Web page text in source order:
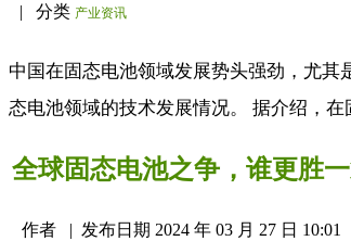
| 分类 产业资讯
中国在固态电池领域发展势头强劲，尤其
态电池领域的技术发展情况。 据介绍，
全球固态电池之争，谁更胜
作者 | 发布日期 2024 年 03 月 27 日 10:01